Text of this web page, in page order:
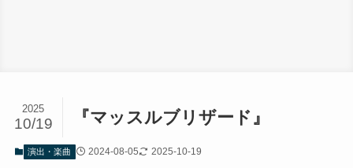
『マッスルブリザード』
2025
10/19
演出・楽曲 2024-08-05 2025-10-19